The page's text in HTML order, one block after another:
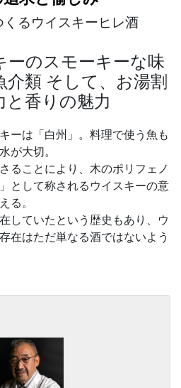
るウイスキーヒレ酒
ーのスモーキーな味
介類 そして、お湯割
と香りの魅力
ーは「白州」。料理で使う魚も
が大切。
ることにより、木のポリフェノ
として称されるウイスキーの意
る。
していたという歴史もあり、ウ
在はただ単なる酒ではないよう